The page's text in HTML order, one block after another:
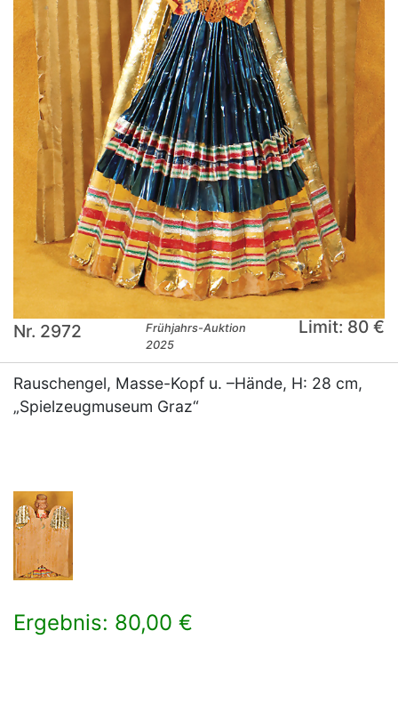
Nr. 2972
Frühjahrs-Auktion
2025
Limit: 80 €
Rauschengel, Masse-Kopf u. –Hände, H: 28 cm,
„Spielzeugmuseum Graz“
Ergebnis: 80,00 €